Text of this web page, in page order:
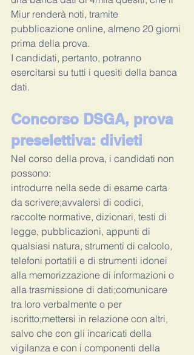
Miur renderà noti, tramite
pubblicazione online, almeno 20 giorni
prima della prova.
I candidati, pertanto, potranno
esercitarsi su tutti i quesiti della banca
dati.
Concorso DSGA, prova
preselettiva: divieti
Nel corso della prova, i candidati non
possono:
introdurre nella sede di esame carta
da scrivere;avvalersi di codici,
raccolte normative, dizionari, testi di
legge, pubblicazioni, appunti di
qualsiasi natura, strumenti di calcolo,
telefoni portatili e di strumenti idonei
alla memorizzazione di informazioni o
alla trasmissione di dati;comunicare
tra loro verbalmente o per
iscritto;mettersi in relazione con altri,
salvo che con gli incaricati della
vigilanza e con i componenti della